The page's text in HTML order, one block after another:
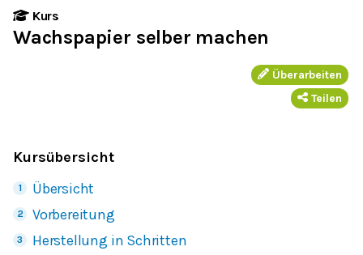
Kurs
Wachspapier selber machen
Überarbeiten
Teilen
Kursübersicht
Übersicht
Vorbereitung
Herstellung in Schritten